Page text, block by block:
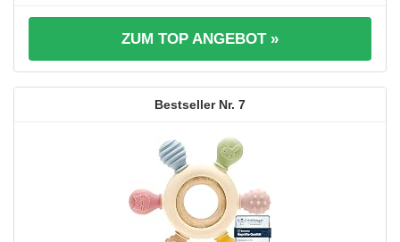
ZUM TOP ANGEBOT »
7